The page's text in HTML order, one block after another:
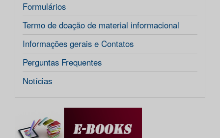
Formulários
Termo de doação de material informacional
Informações gerais e Contatos
Perguntas Frequentes
Notícias